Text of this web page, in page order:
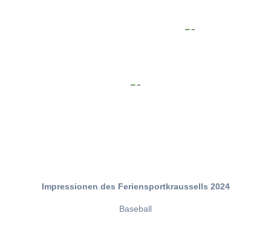
Impressionen des Feriensportkraussells 2024
Baseball